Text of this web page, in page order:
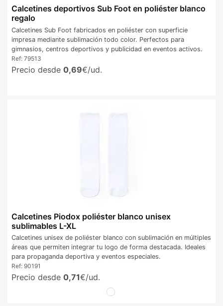
Calcetines deportivos Sub Foot en poliéster blanco
regalo
Calcetines Sub Foot fabricados en poliéster con superficie
impresa mediante sublimación todo color. Perfectos para
gimnasios, centros deportivos y publicidad en eventos activos.
Ref: 79513
Precio desde 0,69€/ud.
Calcetines Piodox poliéster blanco unisex
sublimables L-XL
Calcetines unisex de poliéster blanco con sublimación en múltiples
áreas que permiten integrar tu logo de forma destacada. Ideales
para propaganda deportiva y eventos especiales.
Ref: 90191
Precio desde 0,71€/ud.